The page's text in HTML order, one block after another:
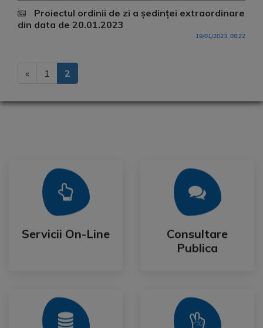
Proiectul ordinii de zi a ședinței extraordinare
din data de 20.01.2023
19/01/2023, 08:22
« 1 2
Servicii On-Line
Servicii On-Line
Mai Mult
Consultare
Publica
Consultare
Publica
Mai Mult
Mai Mult Mai Mult